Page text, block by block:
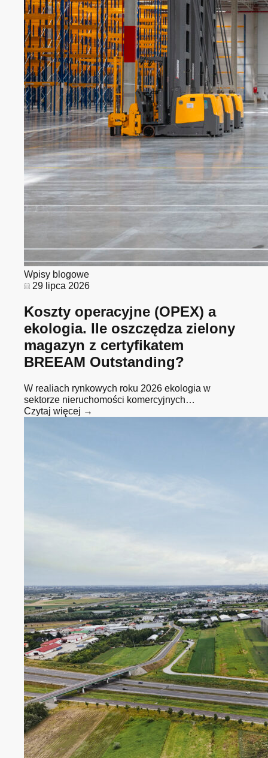
Wpisy blogowe
29 lipca 2026
Koszty operacyjne (OPEX) a
ekologia. Ile oszczędza zielony
magazyn z certyfikatem
BREEAM Outstanding?
W realiach rynkowych roku 2026 ekologia w
sektorze nieruchomości komercyjnych…
Czytaj więcej →